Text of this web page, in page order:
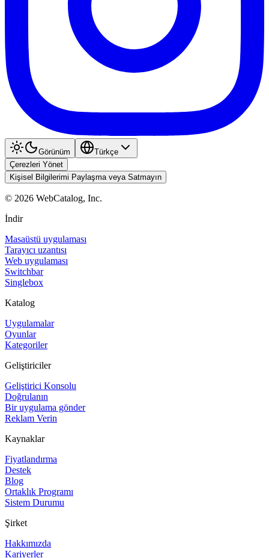
Görünüm
Türkçe
Çerezleri Yönet
Kişisel Bilgilerimi Paylaşma veya Satmayın
© 2026 WebCatalog, Inc.
İndir
Masaüstü uygulaması
Tarayıcı uzantısı
Web uygulaması
Switchbar
Singlebox
Katalog
Uygulamalar
Oyunlar
Kategoriler
Geliştiriciler
Geliştirici Konsolu
Doğrulanın
Bir uygulama gönder
Reklam Verin
Kaynaklar
Fiyatlandırma
Destek
Blog
Ortaklık Programı
Sistem Durumu
Şirket
Hakkımızda
Kariyerler